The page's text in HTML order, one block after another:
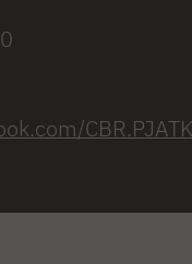
CBR.PJATK